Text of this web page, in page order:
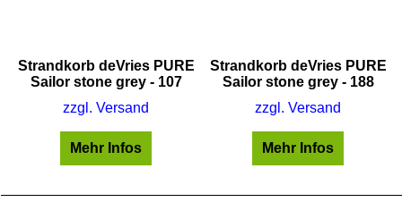
Strandkorb deVries PURE
Sailor stone grey - 107
zzgl. Versand
Mehr Infos
Strandkorb deVries PURE
Sailor stone grey - 188
zzgl. Versand
Mehr Infos